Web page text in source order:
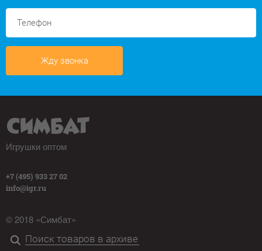
Жду звонка
Игрушки оптом
+7 (495) 933 27 02
info@igr.ru
© 2018 «Симбат»